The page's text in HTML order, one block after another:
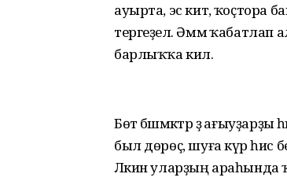
ауырта, эс китә, ҡоҫтора
тергеҙелә. Әммә
барлыҡҡа килә.
Бөтә бәшмәктәр ҙә
был дөрөҫ, шуға күрә һис
Ләкин уларҙың араһында